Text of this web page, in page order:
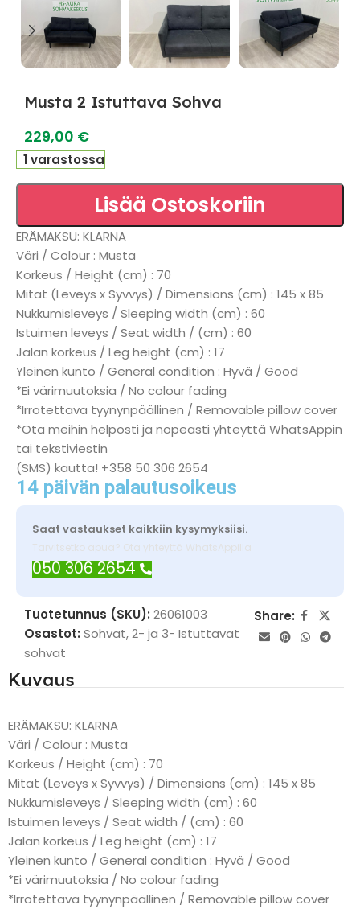
Musta 2 Istuttava Sohva
229,00 €
1 varastossa
Lisää Ostoskoriin
ERÄMAKSU: KLARNA
Väri / Colour : Musta
Korkeus / Height (cm) : 70
Mitat (Leveys x Syvvys) / Dimensions (cm) : 145 x 85
Nukkumisleveys / Sleeping width (cm) : 60
Istuimen leveys / Seat width / (cm) : 60
Jalan korkeus / Leg height (cm) : 17
Yleinen kunto / General condition : Hyvä / Good
*Ei värimuutoksia / No colour fading
*Irrotettava tyynynpäällinen / Removable pillow cover
*Ota meihin helposti ja nopeasti yhteyttä WhatsAppin
tai tekstiviestin
(SMS) kautta! +358 50 306 2654
14 päivän palautusoikeus
Saat vastaukset kaikkiin kysymyksiisi.
Tarvitsetko apua? Ota yhteyttä WhatsAppilla
050 306 2654
Tuotetunnus (SKU): 26061003
Osastot: Sohvat,2- ja 3- Istuttavat
sohvat
Share:
Kuvaus
ERÄMAKSU: KLARNA
Väri / Colour : Musta
Korkeus / Height (cm) : 70
Mitat (Leveys x Syvvys) / Dimensions (cm) : 145 x 85
Nukkumisleveys / Sleeping width (cm) : 60
Istuimen leveys / Seat width / (cm) : 60
Jalan korkeus / Leg height (cm) : 17
Yleinen kunto / General condition : Hyvä / Good
*Ei värimuutoksia / No colour fading
*Irrotettava tyynynpäällinen / Removable pillow cover